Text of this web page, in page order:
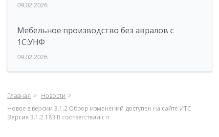
09.02.2026
Мебельное производство без авралов с
1С:УНФ
09.02.2026
Главная
Новости
Новое в версии 3.1.2 Обзор изменений доступен на сайте ИТС
Версия 3.1.2.183 В соответствии с п